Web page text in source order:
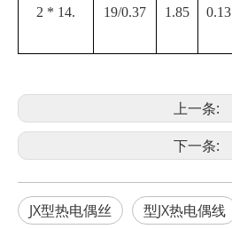
2 * 14. 19/0.37 1.85 0.13
上一条:
下一条:
JX型热电偶丝 型JX热电偶线